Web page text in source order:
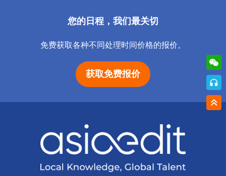
您的日程，我们最关切
免费获取各种不同处理时间价格的报价。
获取免费报价